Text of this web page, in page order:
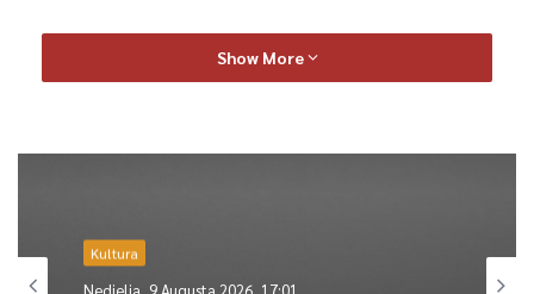
Prema sinoptičkoj prognozi Federalnog hidrometeorološkog
zavoda sutra i naredna tri dana se očekuje umjereno do
Stručno tijelo je, prema odredbama Plana interventnih mjera u
Show More
Kultura